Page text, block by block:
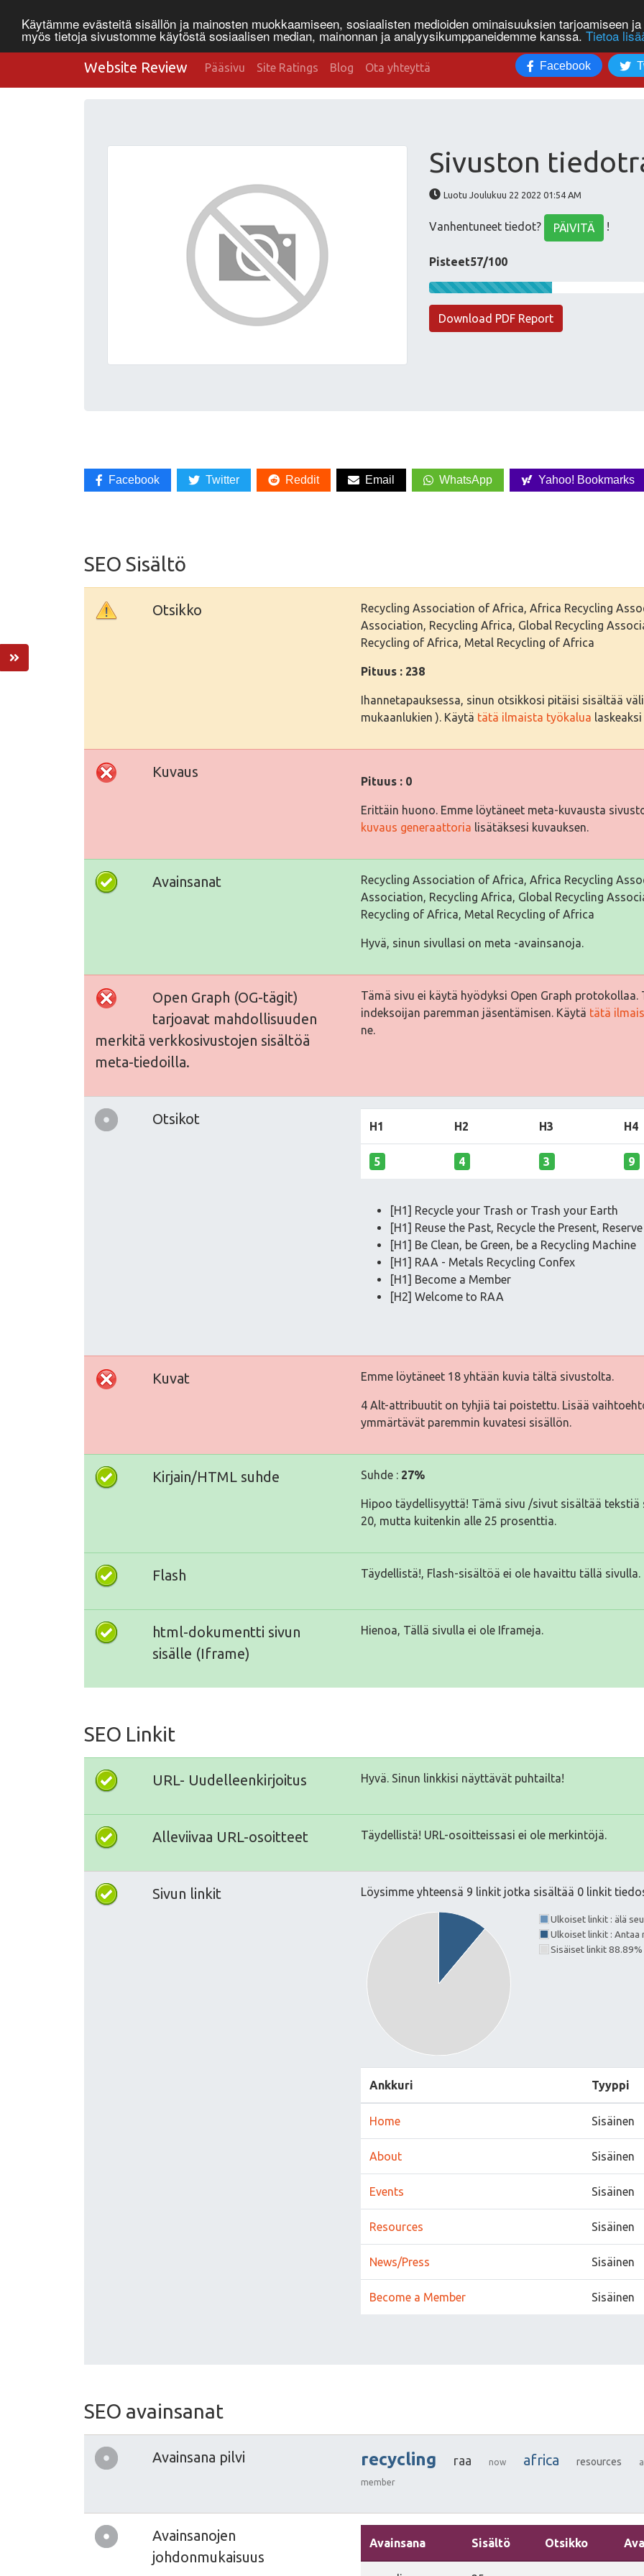
Käytämme evästeitä sisällön ja mainosten muokkaamiseen, sosiaalisten medioiden ominaisuuksien tarjoamiseen
myös tietoja sivustomme käytöstä sosiaalisen median, mainonnan ja analyysikumppaneidemme kanssa. Tietoa
Website Review Pääsivu Site Ratings Blog Ota yhteyttä Facebook
Sivuston
Luotu Joulukuu 22 2022 01:54 AM
Vanhentuneet tiedot? PÄIVITÄ !
Pisteet57/100
Download PDF Report
Facebook Twitter Reddit Email WhatsApp Yahoo! Bookmarks
SEO Sisältö
Otsikko
Recycling Association of Africa, Africa Recycling
Association, Recycling Africa, Global Recycling
Recycling of Africa, Metal Recycling of Africa
Pituus : 238
Ihannetapauksessa, sinun otsikkosi pitäisi sisältää
mukaanlukien ). Käytä tätä ilmaista työkalua
Kuvaus
Pituus : 0
Erittäin huono. Emme löytäneet meta-kuvausta
kuvaus generaattoria lisätäksesi kuvauksen.
Avainsanat
Recycling Association of Africa, Africa Recycling
Association, Recycling Africa, Global Recycling
Recycling of Africa, Metal Recycling of Africa
Hyvä, sinun sivullasi on meta -avainsanoja.
Open Graph (OG-tägit)
tarjoavat mahdollisuuden
merkitä verkkosivustojen sisältöä
meta-tiedoilla.
Tämä sivu ei käytä hyödyksi Open Graph
indeksoijan paremman jäsentämisen. Käytä tätä
ne.
Otsikot H1 H2 H3 H4
5 4 3 9
[H1] Recycle your Trash or Trash your Earth
[H1] Reuse the Past, Recycle the Present,
[H1] Be Clean, be Green, be a Recycling Machine
[H1] RAA - Metals Recycling Confex
[H1] Become a Member
[H2] Welcome to RAA
Kuvat Emme löytäneet 18 yhtään kuvia tältä sivustolta.
4 Alt-attribuutit on tyhjiä tai poistettu. Lisää
ymmärtävät paremmin kuvatesi sisällön.
Kirjain/HTML suhde Suhde : 27%
Hipoo täydellisyyttä! Tämä sivu /sivut sisältää
20, mutta kuitenkin alle 25 prosenttia.
Flash Täydellistä!, Flash-sisältöä ei ole havaittu tällä sivulla.
html-dokumentti sivun
sisälle (Iframe)
Hienoa, Tällä sivulla ei ole Iframeja.
SEO Linkit
URL- Uudelleenkirjoitus Hyvä. Sinun linkkisi näyttävät puhtailta!
Alleviivaa URL-osoitteet Täydellistä! URL-osoitteissasi ei ole merkintöjä.
Sivun linkit Löysimme yhteensä 9 linkit jotka sisältää 0 linkit
Ulkoiset linkit : älä
Ulkoiset linkit : Antaa
Sisäiset linkit 88.89%
Ankkuri Tyyppi
Home Sisäinen
About Sisäinen
Events Sisäinen
Resources Sisäinen
News/Press Sisäinen
Become a Member Sisäinen
SEO avainsanat
Avainsana pilvi recycling raa now africa resources
member
Avainsanojen
johdonmukaisuus
Avainsana Sisältö Otsikko